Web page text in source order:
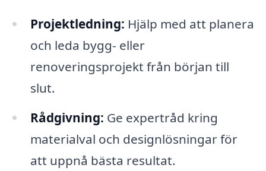
Projektledning: Hjälp med att planera
och leda bygg- eller
renoveringsprojekt från början till
slut.
Rådgivning: Ge expertråd kring
materialval och designlösningar för
att uppnå bästa resultat.